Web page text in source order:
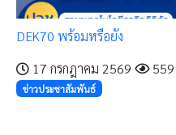
DEK70 พร้อมหรือยัง
17 กรกฎาคม 2569
559
ข่าวประชาสัมพันธ์